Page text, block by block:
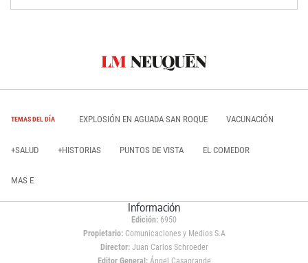
TEMAS DEL DÍA EXPLOSIÓN EN AGUADA SAN ROQUE VACUNACIÓN
+SALUD +HISTORIAS PUNTOS DE VISTA EL COMEDOR
MAS E
Información
Edición: 6950
Propietario:Comunicaciones y Medios S.A
Director: Juan Carlos Schroeder
Editor General:Ángel Casagrande